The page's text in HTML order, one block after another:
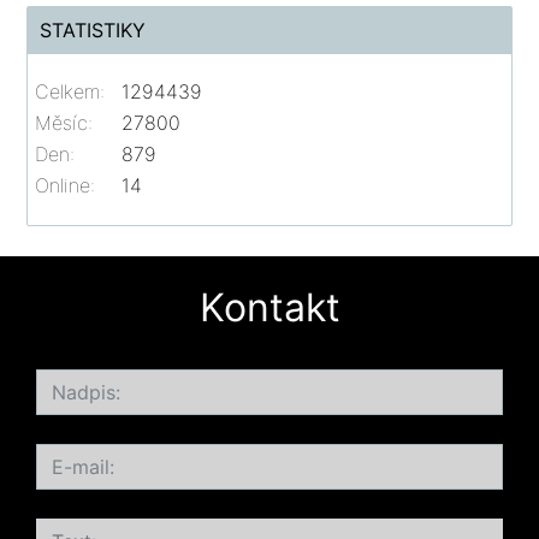
STATISTIKY
Online: 14
Celkem:
1294439
Měsíc:
27800
Den:
879
Kontakt